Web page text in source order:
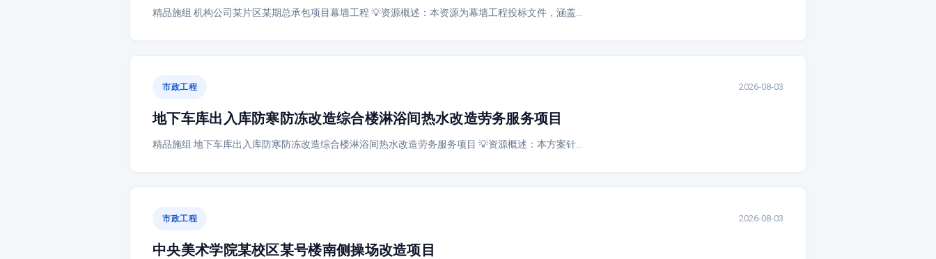
精品施组 机构公司某片区某期总承包项目幕墙工程 💡资源概述：本资源为幕墙工程投标文件，涵盖…
市政工程 2026-08-03
地下车库出入库防寒防冻改造综合楼淋浴间热水改造劳务服务项目
精品施组 地下车库出入库防寒防冻改造综合楼淋浴间热水改造劳务服务项目 💡资源概述：本方案针…
市政工程 2026-08-03
中央美术学院某校区某号楼南侧操场改造项目